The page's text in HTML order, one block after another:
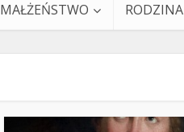
MAŁŻEŃSTWO RODZINA